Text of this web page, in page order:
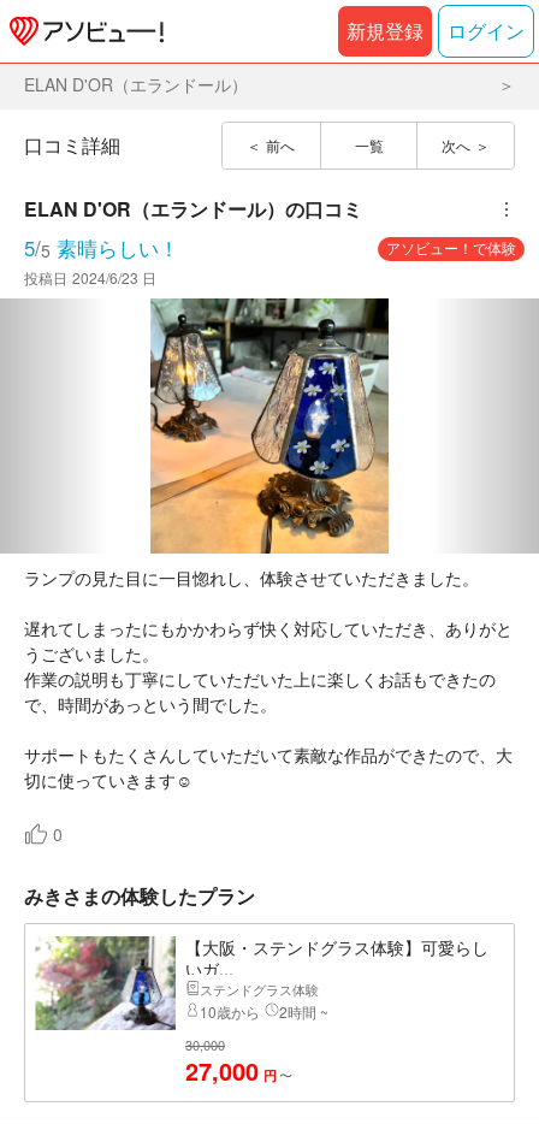
新規登録 ログイン
ELAN D'OR（エランドール）
前へ 一覧 次へ
口コミ詳細
ELAN D'OR（エランドール） の口コミ ︙
5/5 素晴らしい！
アソビュー！で体験
投稿日 2024/6/23 日
ランプの見た目に一目惚れし、体験させていただきました。
遅れてしまったにもかかわらず快く対応していただき、ありがと
うございました。
作業の説明も丁寧にしていただいた上に楽しくお話もできたの
で、時間があっという間でした。
サポートもたくさんしていただいて素敵な作品ができたので、大
切に使っていきます☺️
0
みきさまの体験したプラン
【大阪・ステンドグラス体験】可愛らし
いガ...
ステンドグラス体験
10歳から 2時間 ~
30,000
27,000 円 〜